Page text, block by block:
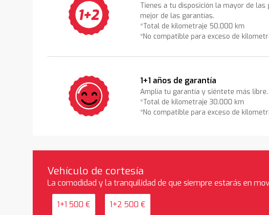
Tienes a tu disposición la mayor de las
mejor de las garantías.
*Total de kilometraje 50.000 km
*No compatible para exceso de
1+1 años de garantía
Amplía tu garantía y siéntete más
*Total de kilometraje 30.000 km
*No compatible para exceso de
Vehículo de cortesía
La comodidad y la tranquilidad de que siempre estarás en
1+1 500 € 1+2 500 €